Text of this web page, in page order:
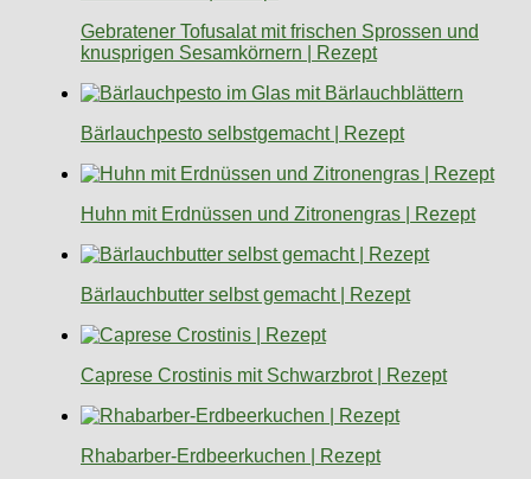
Gebratener Tofusalat mit frischen Sprossen und
knusprigen Sesamkörnern | Rezept
Bärlauchpesto selbstgemacht | Rezept
Huhn mit Erdnüssen und Zitronengras | Rezept
Bärlauchbutter selbst gemacht | Rezept
Caprese Crostinis mit Schwarzbrot | Rezept
Rhabarber-Erdbeerkuchen | Rezept